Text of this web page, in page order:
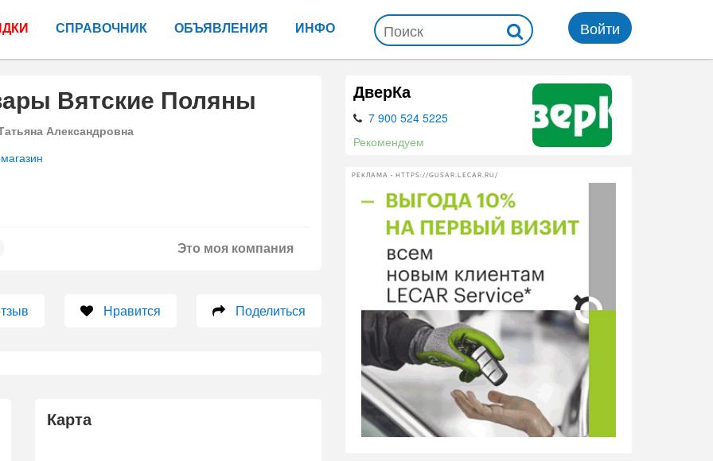
СПРАВОЧНИК ОБЪЯВЛЕНИЯ ИНФО Войти
Вятские Поляны
Александровна
Это моя компания
Нравится Поделиться
Карта
ДверКа
7 900 524 5225
Рекомендуем
РЕКЛАМА • HTTPS://GUSAR.LECAR.RU/